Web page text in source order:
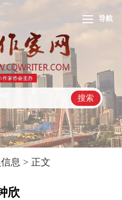
导航
搜索
息 > 正文
欣